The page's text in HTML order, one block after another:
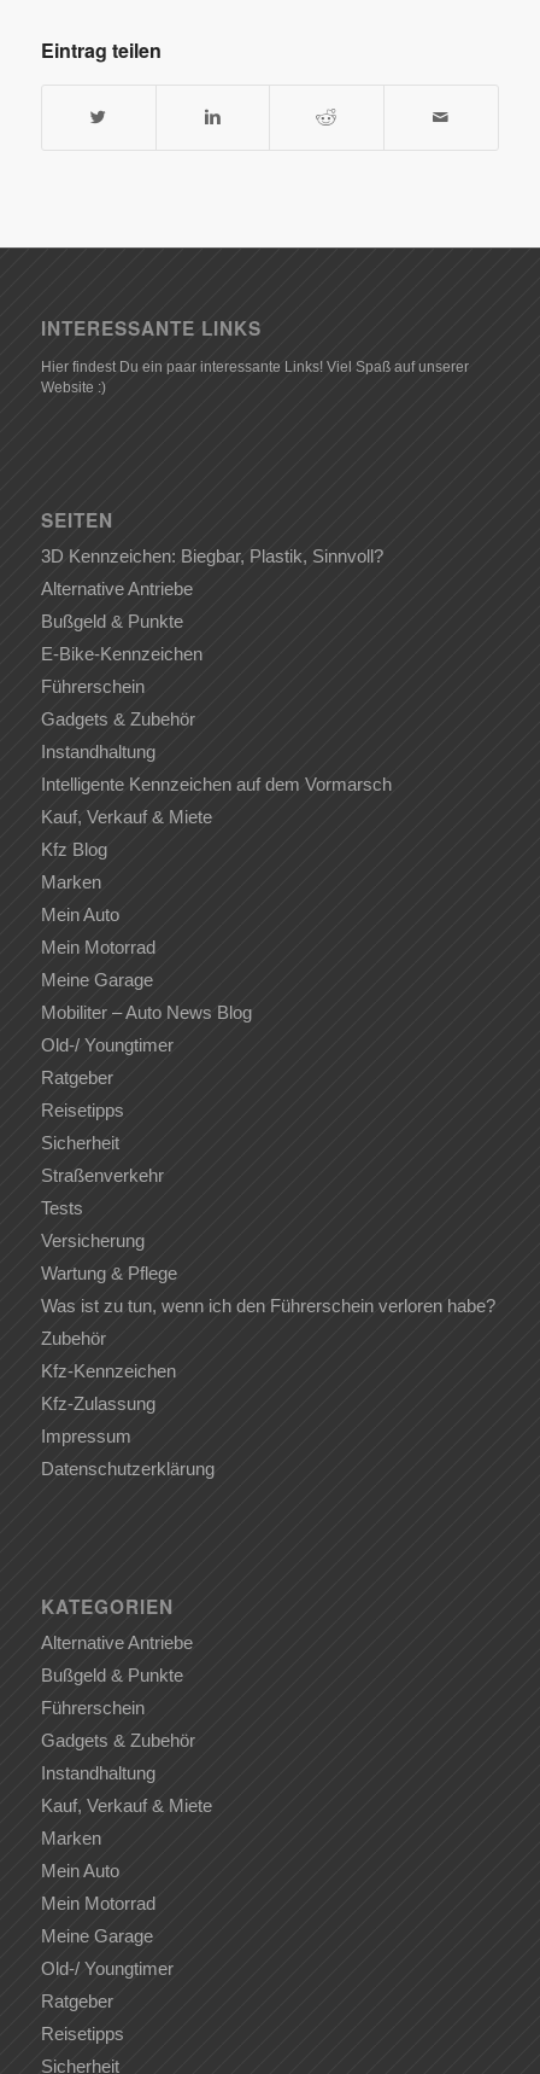
Eintrag teilen
INTERESSANTE LINKS
Hier findest Du ein paar interessante Links! Viel Spaß auf unserer
Website :)
SEITEN
3D Kennzeichen: Biegbar, Plastik, Sinnvoll?
Alternative Antriebe
Bußgeld & Punkte
E-Bike-Kennzeichen
Führerschein
Gadgets & Zubehör
Instandhaltung
Intelligente Kennzeichen auf dem Vormarsch
Kauf, Verkauf & Miete
Kfz Blog
Marken
Mein Auto
Mein Motorrad
Meine Garage
Mobiliter – Auto News Blog
Old-/ Youngtimer
Ratgeber
Reisetipps
Sicherheit
Straßenverkehr
Tests
Versicherung
Wartung & Pflege
Was ist zu tun, wenn ich den Führerschein verloren habe?
Zubehör
Kfz-Kennzeichen
Kfz-Zulassung
Impressum
Datenschutzerklärung
KATEGORIEN
Alternative Antriebe
Bußgeld & Punkte
Führerschein
Gadgets & Zubehör
Instandhaltung
Kauf, Verkauf & Miete
Marken
Mein Auto
Mein Motorrad
Meine Garage
Old-/ Youngtimer
Ratgeber
Reisetipps
Sicherheit